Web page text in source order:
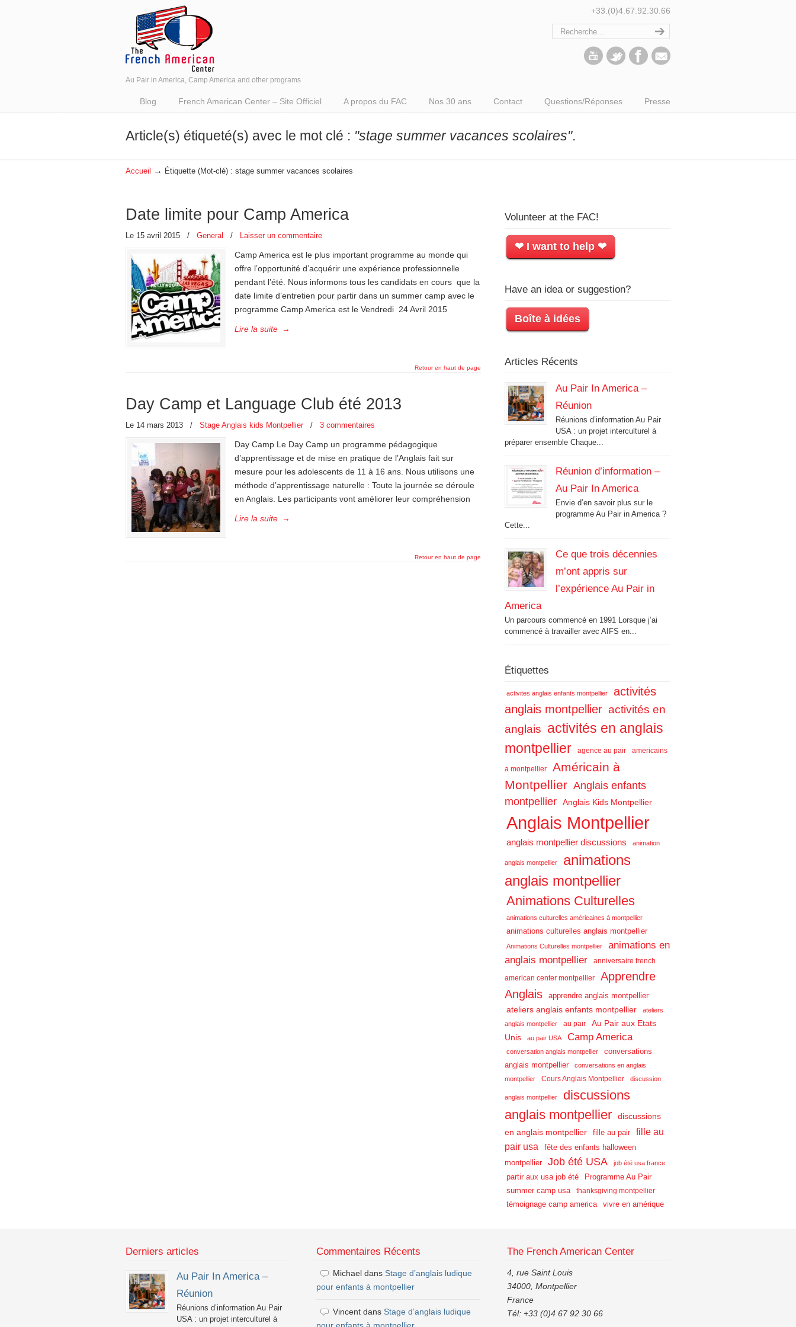
Au Pair in America, Camp America and other programs
+33.(0)4.67.92.30.66
Blog French American Center – Site Officiel A propos du FAC Nos 30 ans Contact Questions/Réponses Presse
Article(s) étiqueté(s) avec le mot clé : "stage summer vacances scolaires".
Accueil → Étiquette (Mot-clé) : stage summer vacances scolaires
Date limite pour Camp America
Le 15 avril 2015 / General / Laisser un commentaire
Camp America est le plus important programme au monde qui
offre l’opportunité d’acquérir une expérience professionnelle
pendant l’été. Nous informons tous les candidats en cours que la
date limite d’entretien pour partir dans un summer camp avec le
programme Camp America est le Vendredi 24 Avril 2015
Lire la suite →
Retour en haut de page
Day Camp et Language Club été 2013
Le 14 mars 2013 / Stage Anglais kids Montpellier / 3 commentaires
Day Camp Le Day Camp un programme pédagogique
d’apprentissage et de mise en pratique de l’Anglais fait sur
mesure pour les adolescents de 11 à 16 ans. Nous utilisons une
méthode d’apprentissage naturelle : Toute la journée se déroule
en Anglais. Les participants vont améliorer leur compréhension
Lire la suite →
Retour en haut de page
Volunteer at the FAC!
❤ I want to help ❤
Have an idea or suggestion?
Boîte à idées
Articles Récents
Au Pair In America –
Réunion
Réunions d’information Au Pair
USA : un projet interculturel à
préparer ensemble Chaque...
Réunion d’information –
Au Pair In America
Envie d’en savoir plus sur le
programme Au Pair in America ?
Cette...
Ce que trois décennies
m’ont appris sur
l’expérience Au Pair in
America
Un parcours commencé en 1991 Lorsque j’ai
commencé à travailler avec AIFS en...
Étiquettes
activites anglais enfants montpellier
activités
anglais montpellier activités en
anglais activités en anglais
montpellier
agence au pair americains
a montpellier
Américain à
Montpellier Anglais enfants
montpellier
Anglais Kids Montpellier
Anglais Montpellier
anglais montpellier discussions animation
anglais montpellier
animations
anglais montpellier
Animations Culturelles
animations culturelles américaines à montpellier
animations culturelles anglais montpellier
Animations Culturelles montpellier
animations en
anglais montpellier
anniversaire french
american center montpellier
Apprendre
Anglais
apprendre anglais montpellier
ateliers anglais enfants montpellier
ateliers
anglais montpellier
au pair
Au Pair aux Etats
Unis
au pair USA Camp America
conversation anglais montpellier
conversations
anglais montpellier
conversations en anglais
montpellier
Cours Anglais Montpellier discussion
anglais montpellier
discussions
anglais montpellier
discussions
en anglais montpellier
fille au pair
fille au
pair usa
fête des enfants halloween
montpellier
Job été USA job été usa france
partir aux usa job été
Programme Au Pair
summer camp usa
thanksgiving montpellier
témoignage camp america vivre en amérique
Derniers articles
Au Pair In America –
Réunion
Réunions d’information Au Pair
USA : un projet interculturel à
Commentaires Récents
Michael dans Stage d’anglais ludique
pour enfants à montpellier
Vincent dans Stage d’anglais ludique
The French American Center
4, rue Saint Louis
34000, Montpellier
France
Tél: +33 (0)4 67 92 30 66